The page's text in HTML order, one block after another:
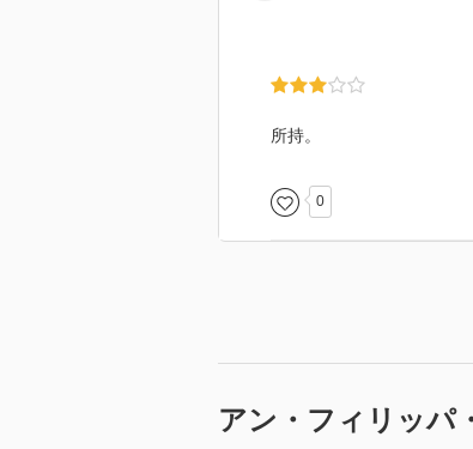
でも、心の中の大切な庭
所持。
0
アン・フィリッパ